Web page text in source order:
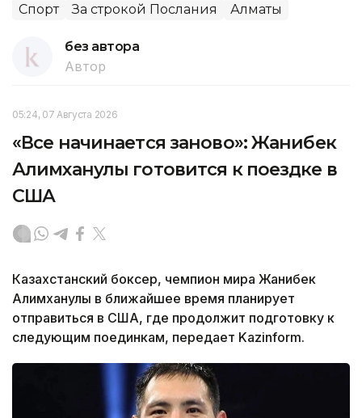
Спорт За строкой Послания Алматы
без автора
Автор
05:24, 07 Августа 2026
«Все начинается заново»: Жанибек
Алимханулы готовится к поездке в
США
Казахстанский боксер, чемпион мира Жанибек
Алимханулы в ближайшее время планирует
отправиться в США, где продолжит подготовку к
следующим поединкам, передает Kazinform.